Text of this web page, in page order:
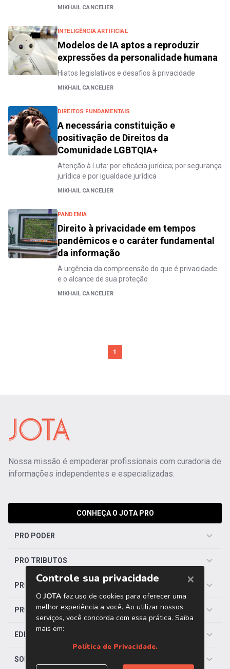
MIKHAIL CANCELIER
INTELIGÊNCIA ARTIFICIAL
Modelos de IA aptos a reproduzir
expressões da personalidade humana
Hiatos legislativos e desafios à privacidade
MIKHAIL CANCELIER
DIREITOS FUNDAMENTAIS
A necessária constituição e
positivação de Direitos da
Comunidade LGBTQIA+
Atenção à Luta: por eficácia jurídica; por segurança
jurídica e por igualdade jurídica
MIKHAIL CANCELIER
PANDEMIA
Direito à privacidade em tempos
pandêmicos e o caráter fundamental
da informação
A urgência da compreensão do que é privacidade
e o alcance de sua proteção
MIKHAIL CANCELIER
1
Nossa missão é empoderar profissionais com curadoria de
informações independentes e especializadas.
CONHEÇA O JOTA PRO
PRO PODER
PRO TRIBUTOS
PRO TRABALHISTA
PRO SAÚDE
EDITORIAS
SOBRE O JOTA